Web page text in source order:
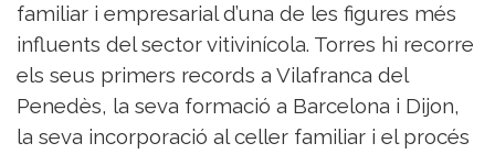
familiar i empresarial d’una de les figures més
influents del sector vitivinícola. Torres hi recorre
els seus primers records a Vilafranca del
Penedès, la seva formació a Barcelona i Dijon,
la seva incorporació al celler familiar i el procés